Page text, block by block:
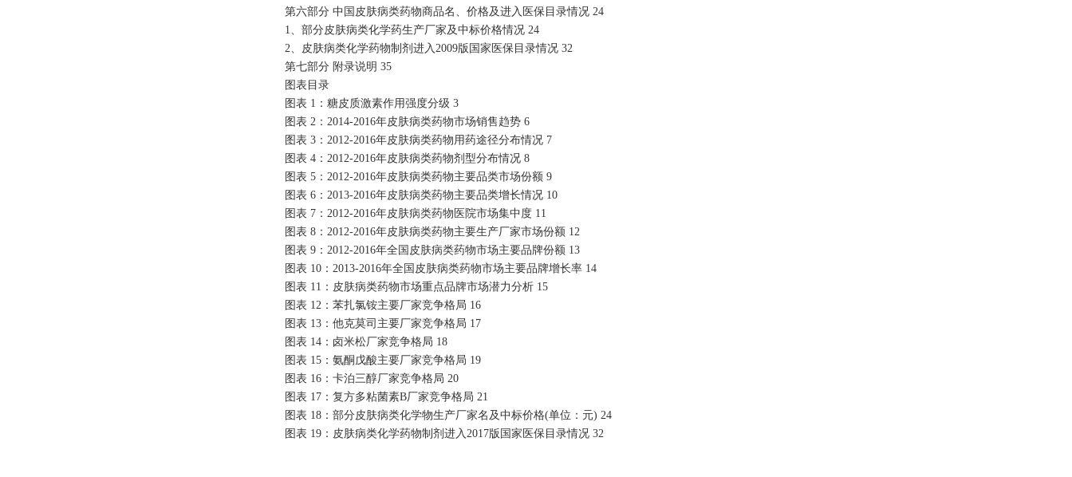
第六部分 中国皮肤病类药物商品名、价格及进入医保目录情况 24
1、部分皮肤病类化学药生产厂家及中标价格情况 24
2、皮肤病类化学药物制剂进入2009版国家医保目录情况 32
第七部分 附录说明 35
图表目录
图表 1：糖皮质激素作用强度分级 3
图表 2：2014-2016年皮肤病类药物市场销售趋势 6
图表 3：2012-2016年皮肤病类药物用药途径分布情况 7
图表 4：2012-2016年皮肤病类药物剂型分布情况 8
图表 5：2012-2016年皮肤病类药物主要品类市场份额 9
图表 6：2013-2016年皮肤病类药物主要品类增长情况 10
图表 7：2012-2016年皮肤病类药物医院市场集中度 11
图表 8：2012-2016年皮肤病类药物主要生产厂家市场份额 12
图表 9：2012-2016年全国皮肤病类药物市场主要品牌份额 13
图表 10：2013-2016年全国皮肤病类药物市场主要品牌增长率 14
图表 11：皮肤病类药物市场重点品牌市场潜力分析 15
图表 12：苯扎氯铵主要厂家竞争格局 16
图表 13：他克莫司主要厂家竞争格局 17
图表 14：卤米松厂家竞争格局 18
图表 15：氨酮戊酸主要厂家竞争格局 19
图表 16：卡泊三醇厂家竞争格局 20
图表 17：复方多粘菌素B厂家竞争格局 21
图表 18：部分皮肤病类化学物生产厂家名及中标价格(单位：元) 24
图表 19：皮肤病类化学药物制剂进入2017版国家医保目录情况 32